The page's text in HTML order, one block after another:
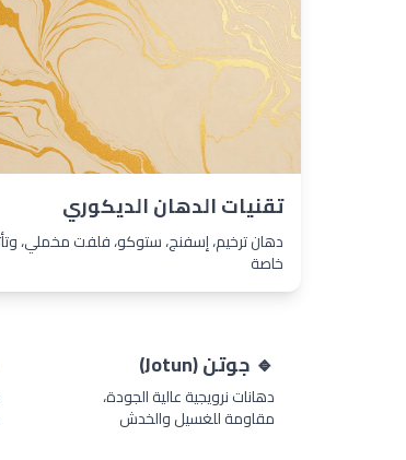
تقنيات الدهان الديكوري
دهان ترخيم، إسفنج، ستوكو، فلفت مخملي،
خاصة
🔹 جوتن (Jotun)
دهانات نرويجية عالية الجودة،
مقاومة للغسيل والخدش